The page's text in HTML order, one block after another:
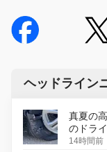
ヘッドライン
真夏の
のドラ
14時間前